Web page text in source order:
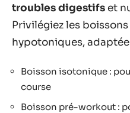
troubles digestifs et
Privilégiez les
hypotoniques,
Boisson isotonique :
course
Boisson pré-workout :